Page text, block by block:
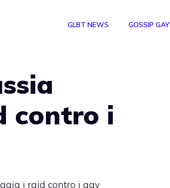
GLBT NEWS GOSSIP GAY
contro i
i raid contro i gay